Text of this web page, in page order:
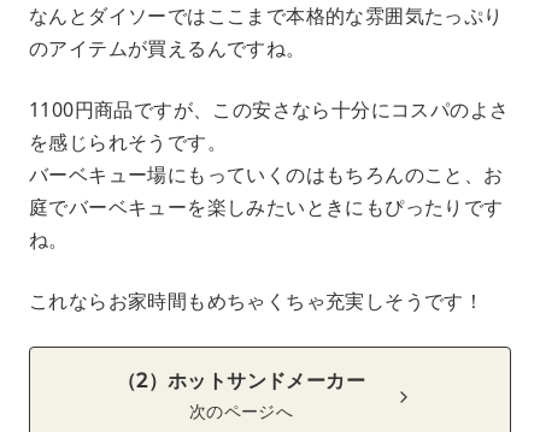
なんとダイソーではここまで本格的な雰囲気たっぷり
のアイテムが買えるんですね。
1100円商品ですが、この安さなら十分にコスパのよさ
を感じられそうです。
バーベキュー場にもっていくのはもちろんのこと、お
庭でバーベキューを楽しみたいときにもぴったりです
ね。
これならお家時間もめちゃくちゃ充実しそうです！
（2）ホットサンドメーカー
次のページへ